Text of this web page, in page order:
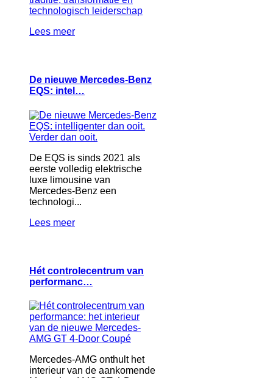
Lees meer
De nieuwe Mercedes-Benz
EQS: intel…
De EQS is sinds 2021 als
eerste volledig elektrische
luxe limousine van
Mercedes-Benz een
technologi...
Lees meer
Hét controlecentrum van
performanc…
Mercedes-AMG onthult het
interieur van de aankomende